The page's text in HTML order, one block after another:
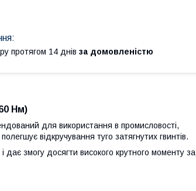
протягом 14 днів за домовленістю
Нм)
для використання в промисловості,
відкручування туго затягнутих гвинтів.
змогу досягти високого крутного моменту за